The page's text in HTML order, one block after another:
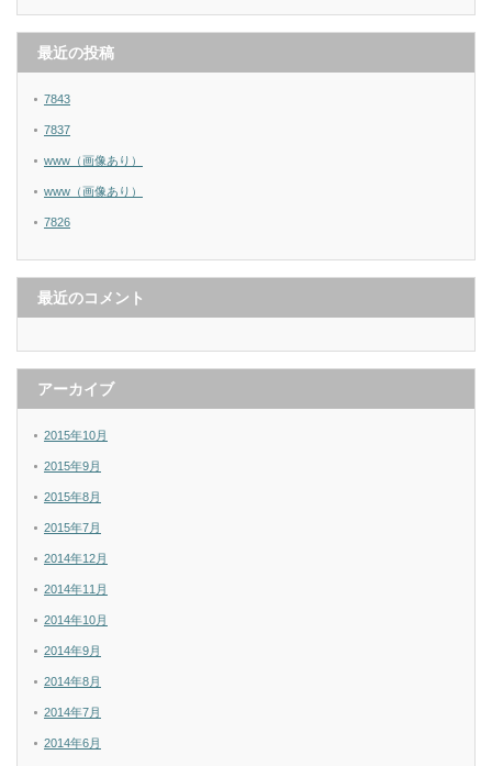
最近の投稿
7843
7837
www（画像あり）
www（画像あり）
7826
最近のコメント
アーカイブ
2015年10月
2015年9月
2015年8月
2015年7月
2014年12月
2014年11月
2014年10月
2014年9月
2014年8月
2014年7月
2014年6月